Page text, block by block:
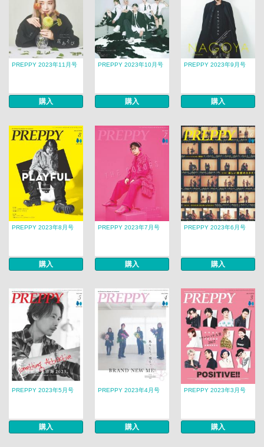
PREPPY 2023年11月号
購入
PREPPY 2023年10月号
購入
PREPPY 2023年9月号
購入
PREPPY 2023年8月号
購入
PREPPY 2023年7月号
購入
PREPPY 2023年6月号
購入
PREPPY 2023年5月号
購入
PREPPY 2023年4月号
購入
PREPPY 2023年3月号
購入